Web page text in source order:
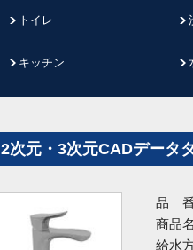
トイレ
キッチン
2次元・3次元CADデータ
品 番
商品
給水